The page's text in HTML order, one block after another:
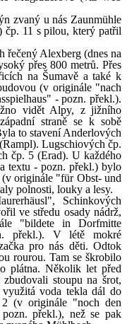
zvaný u nás Zaunmühle
11 s pilou, který patřil
řečený Alexberg (dnes na
přes 800 metrů. Přes
na Šumavě a také k
(v originále "nach
- pozn. překl.).
vidět Alpy, z jižního
straně se k sobě
to stavení Anderlových
Lugschiových čp.
čp. 5 (Erad). U každého
textu - pozn. překl.) bylo
(v originále "für Obst- und
polnosti, louky a lesy.
Schinkových
ve středu osady nádrž,
"bildete in Dorfmitte
překl.). V létě mokré
pro nás děti. Odtok
rourou. Tam se škrobilo
plátna. Několik let před
stoupu na šrot,
voda tekla dál do
(v originále "noch den
překl.), než se pak